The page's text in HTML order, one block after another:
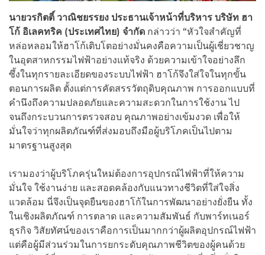
นายวรกิตติ์ วาณิชยรรยง ประธานเจ้าหน้าที่บริหาร บริษัท ฮา
โก้ อิเลคทริค (ประเทศไทย) จำกัด กล่าวว่า “หัวใจสำคัญที่
หล่อหลอมให้ฮาโก้เติบโตอย่างมั่นคงคือความเป็นผู้เชี่ยวชาญ
ในอุตสาหกรรมไฟฟ้าอย่างแท้จริง ด้วยความเข้าใจอย่างลึก
ซึ้งในทุกรายละเอียดของระบบไฟฟ้า ฮาโก้จึงใส่ใจในทุกขั้น
ตอนการผลิต ตั้งแต่การคัดสรรวัตถุดิบคุณภาพ การออกแบบที่
คำนึงถึงความปลอดภัยและความสะดวกในการใช้งาน ไป
จนถึงกระบวนการตรวจสอบ คุณภาพอย่างเข้มงวด เพื่อให้
มั่นใจว่าทุกผลิตภัณฑ์ที่ส่งมอบถึงมือผู้บริโภคเป็นไปตาม
มาตรฐานสูงสุด
เรามองว่าผู้บริโภครุ่นใหม่ต้องการอุปกรณ์ไฟฟ้าที่ให้ความ
มั่นใจ ใช้งานง่าย และสอดคล้องกับแนวทางชีวิตที่ใส่ใจสิ่ง
แวดล้อม นี่จึงเป็นจุดยืนของฮาโก้ในการพัฒนาอย่างยั่งยืน ทั้ง
ในเชิงผลิตภัณฑ์ การตลาด และความสัมพันธ์ กับพาร์ทเนอร์
ธุรกิจ วิสัยทัศน์ของเราคือการเป็นมากกว่าผู้ผลิตอุปกรณ์ไฟฟ้า
แต่คือผู้มีส่วนร่วมในการยกระดับคุณภาพชีวิตของผู้คนด้วย